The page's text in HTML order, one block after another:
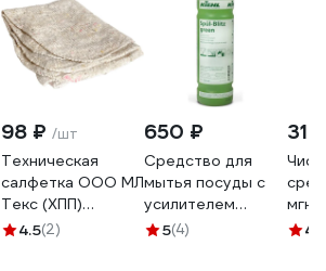
98 ₽ /шт
Техническая
салфетка ООО МЛ
Текс (ХПП)
80x100 см, серая,
4.5(2)
650 ₽
Средство для
мытья посуды с
усилителем
блеска KIEHL
5(4) 4.8